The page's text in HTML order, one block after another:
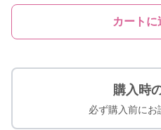
カートに
購入時
必ず購入前にお